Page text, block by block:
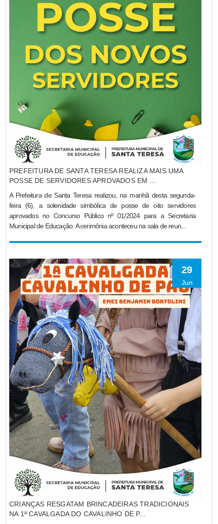
PREFEITURA DE SANTA TERESA REALIZA MAIS UMA
POSSE DE SERVIDORES APROVADOS EM ...
A Prefeitura de Santa Teresa realizou, na manhã desta segunda-
feira (6), a solenidade simbólica de posse de oito servidores
aprovados no Concurso Público nº 01/2024 para a Secretaria
Municipal de Educação. A cerimônia aconteceu na sala de reun...
29
Jun
CRIANÇAS RESGATAM BRINCADEIRAS TRADICIONAIS
NA 1ª CAVALGADA DO CAVALINHO DE P...